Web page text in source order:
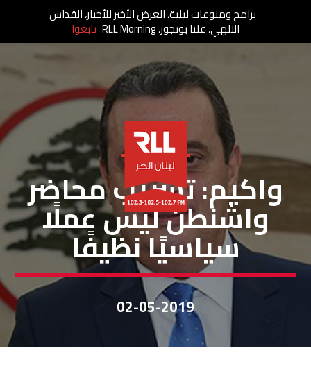
خاص لبنان الحر
واكيم: تسريب محاضر
واشنطن ليس عملًا
سياسيًا نظيفًا
02-05-2019
برامج ومنوعات ليلية، العرض الأخير للأخبار، القداس
الالهي، قلنا بونجور، RLL Morning تابعوا